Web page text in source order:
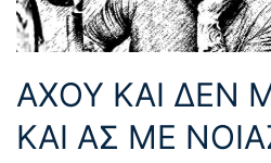
ΑΧΟΥ ΚΑΙ ΔΕΝ
ΚΑΙ ΑΣ ΜΕ